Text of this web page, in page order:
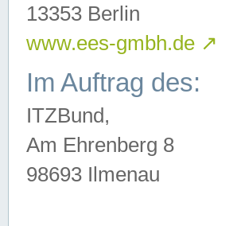
13353 Berlin
www.ees-gmbh.de ↗
Im Auftrag des:
ITZBund,
Am Ehrenberg 8
98693 Ilmenau